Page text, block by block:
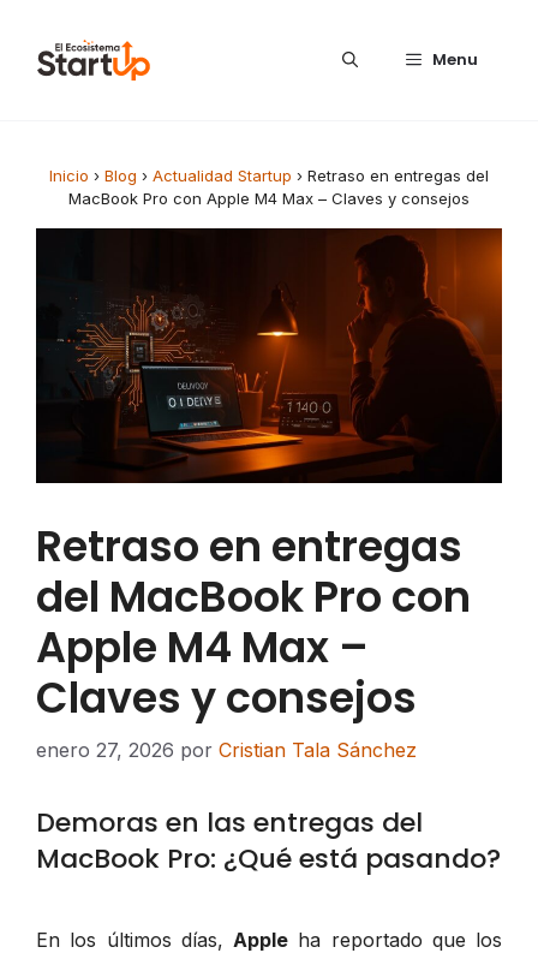
Menu
Inicio › Blog › Actualidad Startup › Retraso en entregas del
MacBook Pro con Apple M4 Max – Claves y consejos
Retraso en entregas
del MacBook Pro con
Apple M4 Max –
Claves y consejos
enero 27, 2026 por Cristian Tala Sánchez
Demoras en las entregas del
MacBook Pro: ¿Qué está pasando?
En los últimos días, Apple ha reportado que los